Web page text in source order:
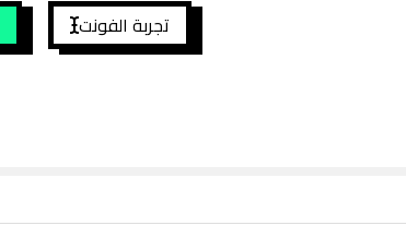
تجربة الفونت